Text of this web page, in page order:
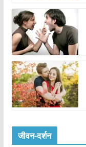
जीवन-दर्शन